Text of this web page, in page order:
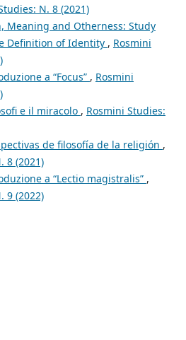
N. 8 (2021)
Meaning and Otherness: Study
Definition of Identity , Rosmini
a “Focus” , Rosmini
e il miracolo , Rosmini Studies:
de filosofía de la religión ,
8 (2021)
a “Lectio magistralis” ,
9 (2022)